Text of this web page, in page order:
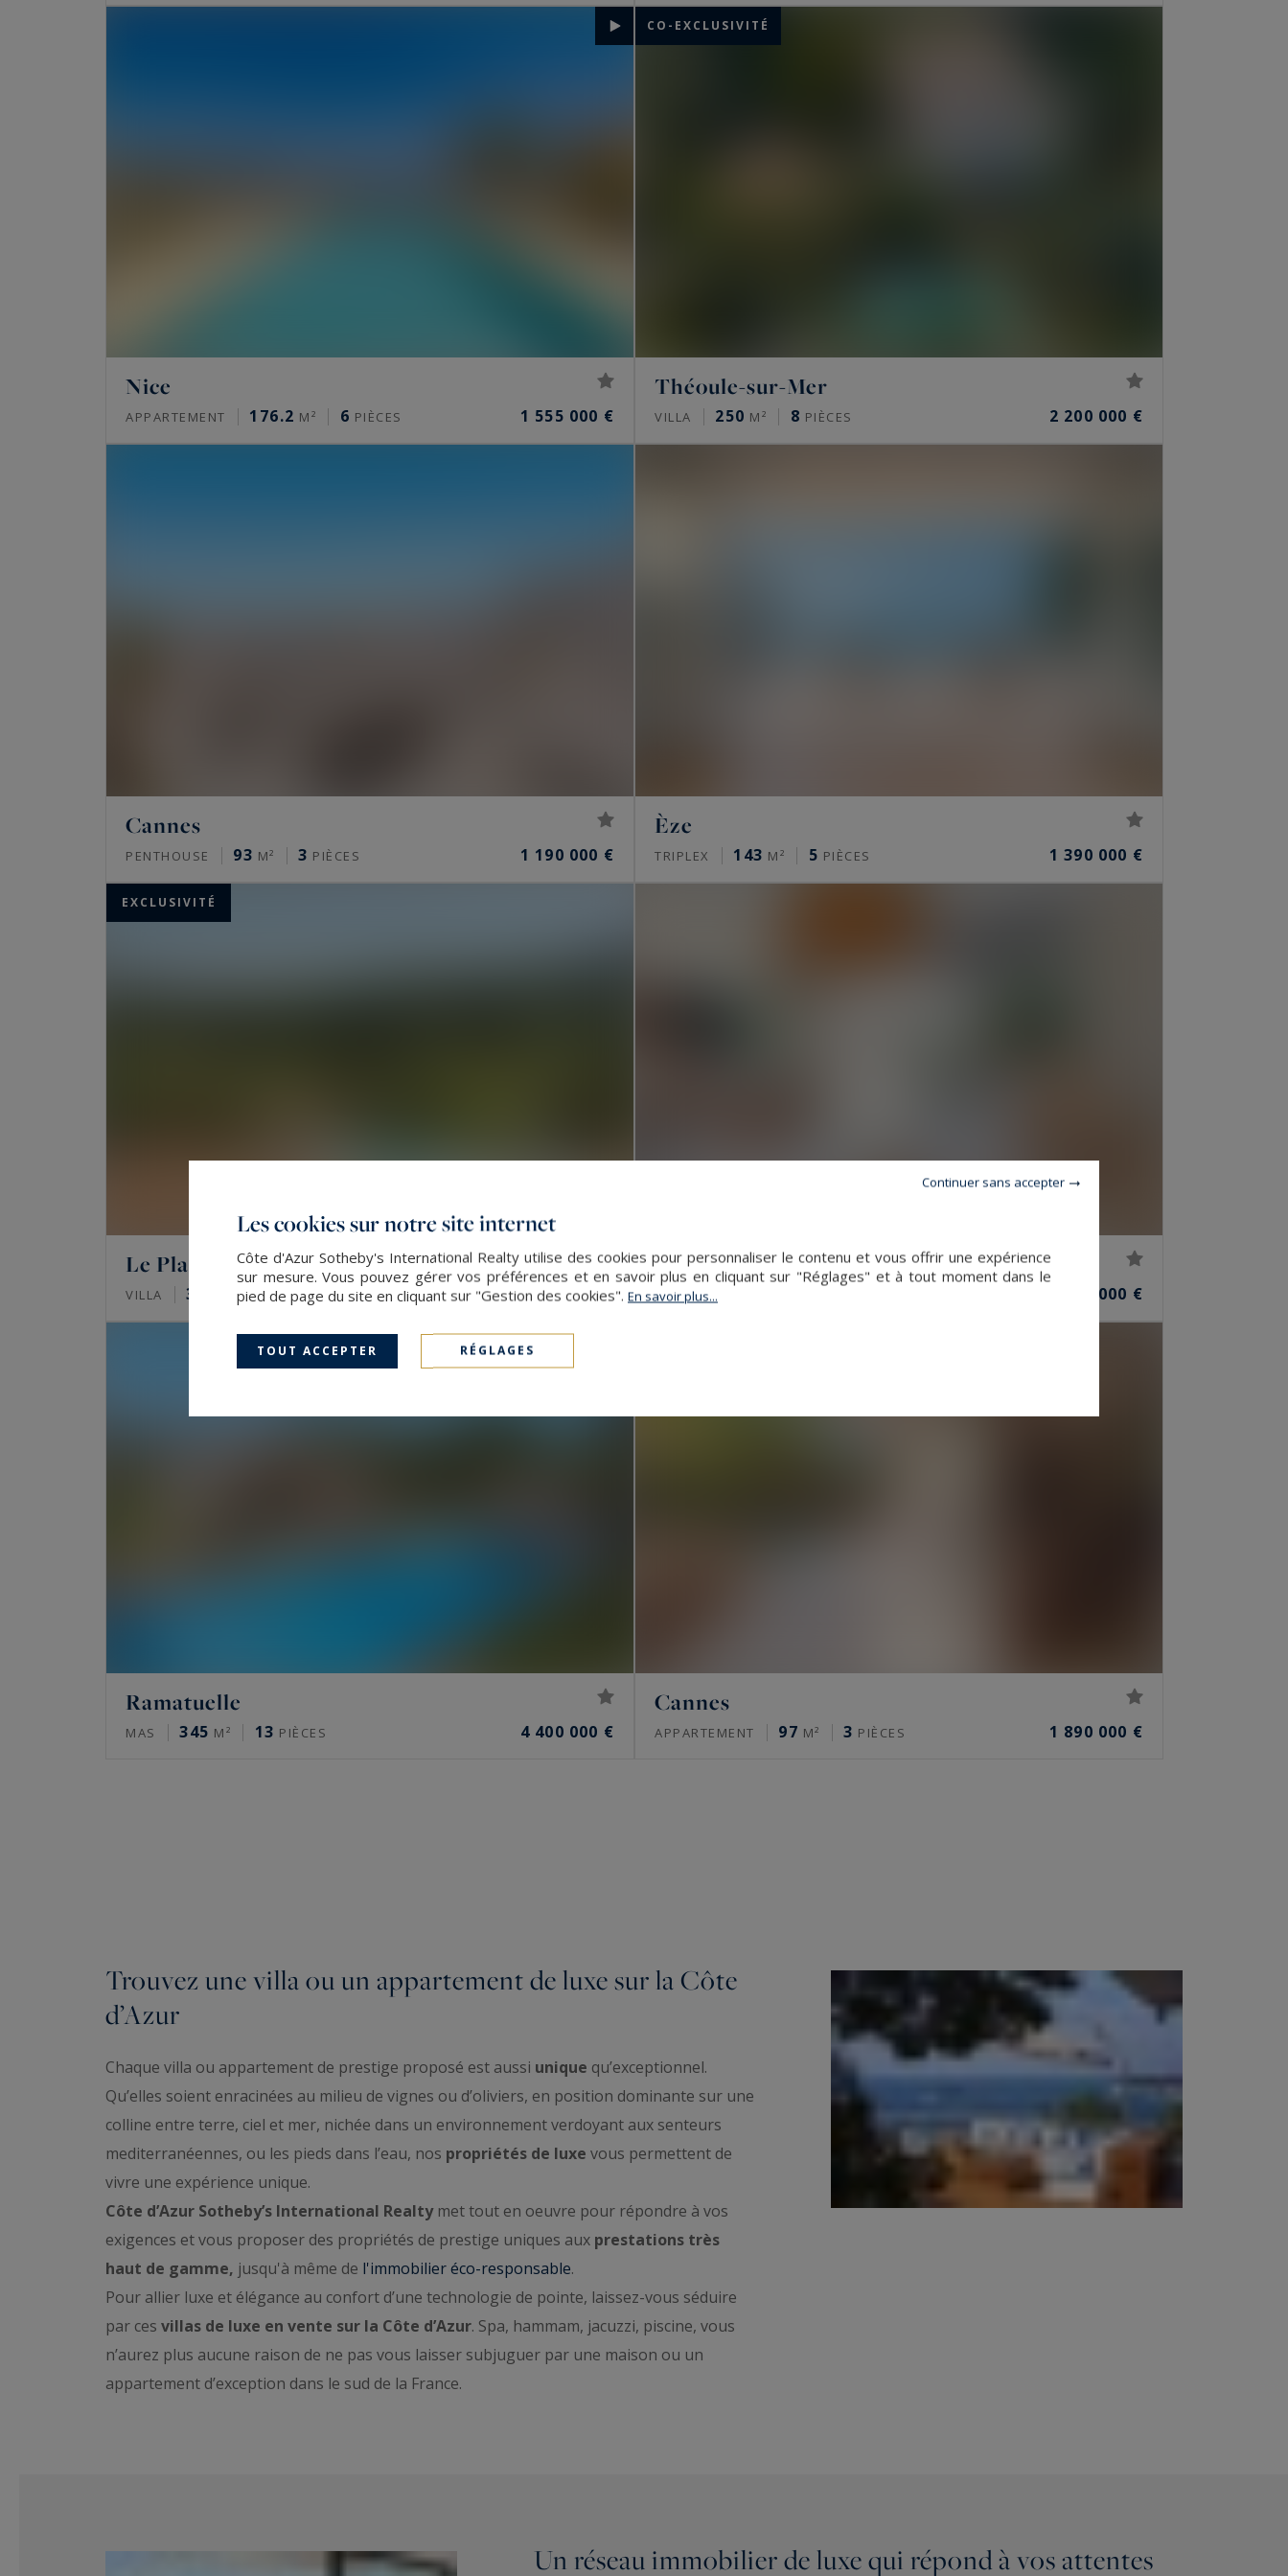
Nice
APPARTEMENT 176.2 M² 6 PIÈCES 1 555 000 €
CO-EXCLUSIVITÉ
Théoule-sur-Mer
VILLA 250 M² 8 PIÈCES 2 200 000 €
Cannes
PENTHOUSE 93 M² 3 PIÈCES 1 190 000 €
Èze
TRIPLEX 143 M² 5 PIÈCES 1 390 000 €
EXCLUSIVITÉ
Le Plan-de-la-Tour
VILLA 385 M² 12PIÈCES 3 990 000 €
Saint-Tropez
APPARTEMENT 4 1 595 000 €
Ramatuelle
MAS 345 M² 13 PIÈCES 4 400 000 €
Cannes
APPARTEMENT 97 M² 3 PIÈCES 1 890 000 €
Trouvez une villa ou un appartement de luxe sur la Côte
d’Azur
Chaque villa ou appartement de prestige proposé est aussi unique qu’exceptionnel.
Qu’elles soient enracinées au milieu de vignes ou d’oliviers, en position dominante sur une
colline entre terre, ciel et mer, nichée dans un environnement verdoyant aux senteurs
mediterranéennes, ou les pieds dans l’eau, nos propriétés de luxe vous permettent de
vivre une expérience unique.
Côte d’Azur Sotheby’s International Realtymet tout en oeuvre pour répondre à vos
exigences et vous proposer des propriétés de prestige uniques aux prestations très
haut de gamme, jusqu'à même de l'immobilier éco-responsable.
Pour allier luxe et élégance au confort d’une technologie de pointe, laissez-vous séduire
par ces villas de luxe en vente sur la Côte d’Azur. Spa, hammam, jacuzzi, piscine, vous
n’aurez plus aucune raison de ne pas vous laisser subjuguer par une maison ou un
appartement d’exception dans le sud de la France.
Un réseau immobilier de luxe qui répond à vos attentes
Les cookies sur notre site internet
Côte d'Azur Sotheby's International Realty utilise des cookies pour personnaliser le contenu et vous offrir une expérience
sur mesure. Vous pouvez gérer vos préférences et en savoir plus en cliquant sur "Réglages" et à tout moment dans le
pied de page du site en cliquant sur "Gestion des cookies". En savoir plus...
TOUT ACCEPTER RÉGLAGES
Continuer sans accepter